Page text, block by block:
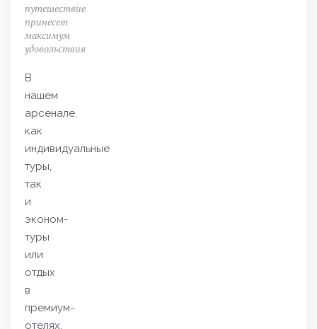
путешествие
принесет
максимум
удовольствия
В
нашем
арсенале,
как
индивидуальные
туры,
так
и
эконом-
туры
или
отдых
в
премиум-
отелях.